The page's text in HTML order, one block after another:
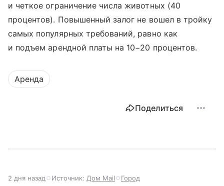
и четкое ограничение числа животных (40
процентов). Повышенный залог не вошел в тройку
самых популярных требований, равно как
и подъем арендной платы на 10−20 процентов.
Аренда
Поделиться
2 дня назад Источник: Дом Mail Город